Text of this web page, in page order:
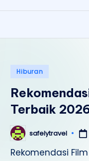
Posted
Hiburan
Terbaik
Posted
by
safelytravel
Rekomendasi